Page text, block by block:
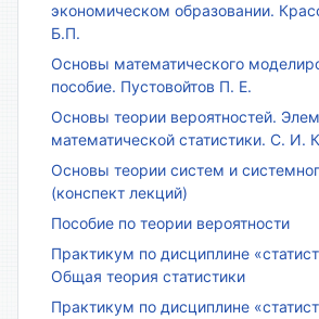
экономическом образовании.
Б.П.
Основы математического
пособие. Пустовойтов П. Е.
Основы теории вероятностей.
математической статистики. С. И.
Основы теории систем и
(конспект лекций)
Пособие по теории вероятности
Практикум по дисциплине
Общая теория статистики
Практикум по дисциплине